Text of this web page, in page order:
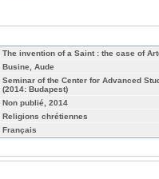
The invention of a Saint : the case of
Busine, Aude
Seminar of the Center for Advanced
(2014: Budapest)
Non publié, 2014
Religions chrétiennes
Français